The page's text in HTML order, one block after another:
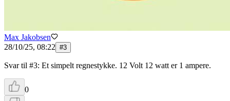
Max Jakobsen
28/10/25, 08:22 #3
Svar til #3: Et simpelt regnestykke. 12 Volt 12 watt er 1 ampere.
0